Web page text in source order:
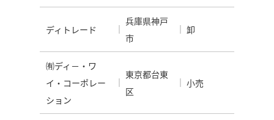
ディトレード
兵庫県神戸
市
卸
㈲ディ－・ワ
イ・コーポレー
ション
東京都台東
区
小売